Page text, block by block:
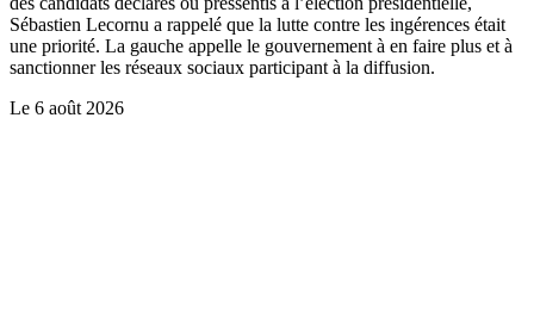
Sébastien Lecornu a rappelé que la lutte contre les ingérences était
une priorité. La gauche appelle le gouvernement à en faire plus et à
sanctionner les réseaux sociaux participant à la diffusion.
Le 6 août 2026